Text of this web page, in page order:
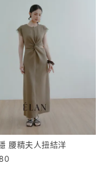
腰精夫人扭結洋